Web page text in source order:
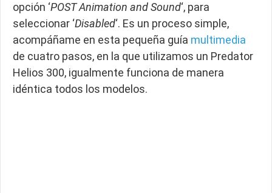
opción ‘POST Animation and Sound‘, para
seleccionar ‘Disabled‘. Es un proceso simple,
acompáñame en esta pequeña guía multimedia
de cuatro pasos, en la que utilizamos un Predator
Helios 300, igualmente funciona de manera
idéntica todos los modelos.